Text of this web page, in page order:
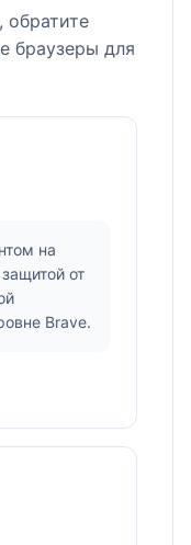
обратите
браузеры для
на
от
Brave.